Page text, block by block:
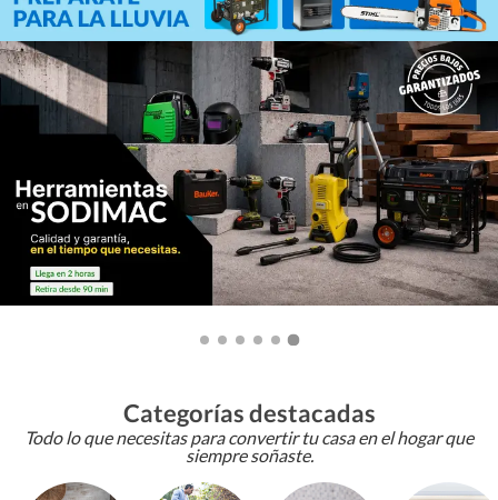
Categorías destacadas
Todo lo que necesitas para convertir tu casa en el hogar que
siempre soñaste.